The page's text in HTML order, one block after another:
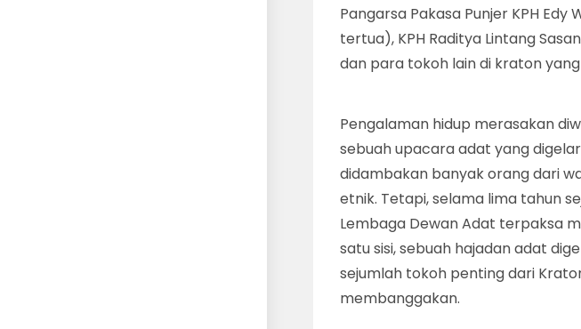
Pangarsa Pakasa Punjer KPH
tertua), KPH Raditya Lintang
dan para tokoh lain di kraton
Pengalaman hidup merasakan
sebuah upacara adat yang
didambakan banyak orang dari
etnik. Tetapi, selama lima tahun
Lembaga Dewan Adat terpaksa
satu sisi, sebuah hajadan adat
sejumlah tokoh penting dari
membanggakan.